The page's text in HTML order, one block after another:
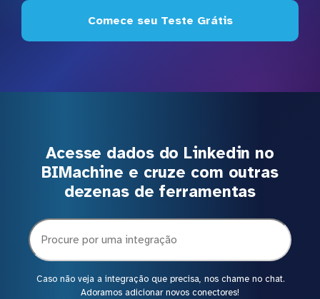
Comece seu Teste Grátis
Acesse dados do Linkedin no
BIMachine e cruze com outras
dezenas de ferramentas
Caso não veja a integração que precisa, nos chame no chat.
Adoramos adicionar novos conectores!